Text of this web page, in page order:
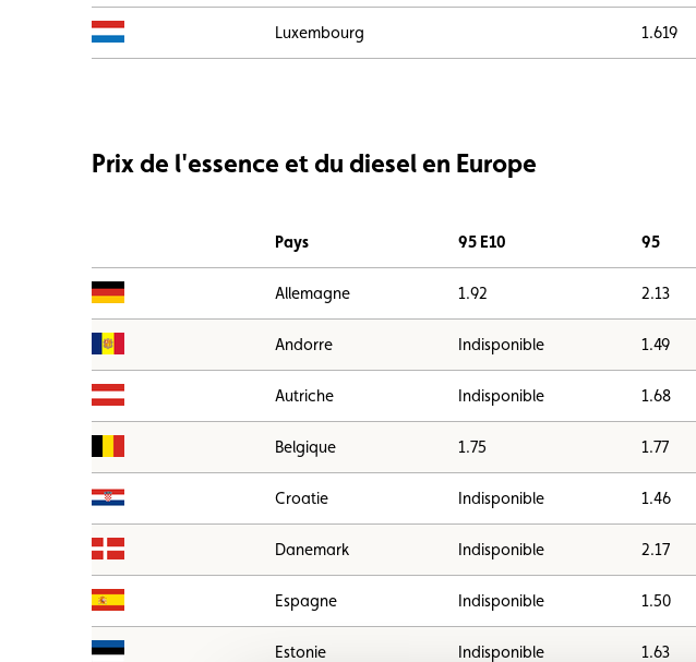
Luxembourg 1.619
Prix de l'essence et du diesel en Europe
Pays 95 E10 95
Allemagne 1.92 2.13
Andorre Indisponible 1.49
Autriche Indisponible 1.68
Belgique 1.75 1.77
Croatie Indisponible 1.46
Danemark Indisponible 2.17
Espagne Indisponible 1.50
Estonie Indisponible 1.63